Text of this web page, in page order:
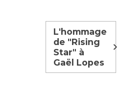
L'hommage
de "Rising
Star" à
Gaël Lopes